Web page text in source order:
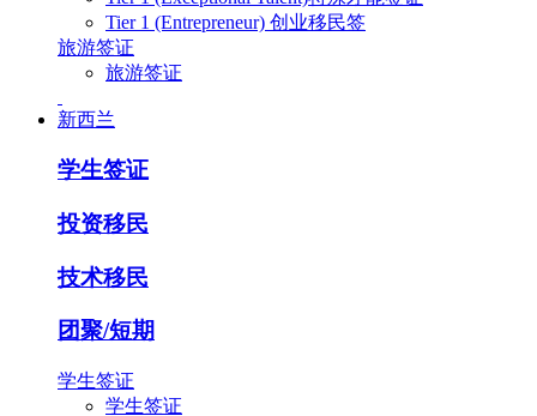
Tier 1 (Entrepreneur) 创业移民签
旅游签证
旅游签证
新西兰
学生签证
投资移民
技术移民
团聚/短期
学生签证
学生签证